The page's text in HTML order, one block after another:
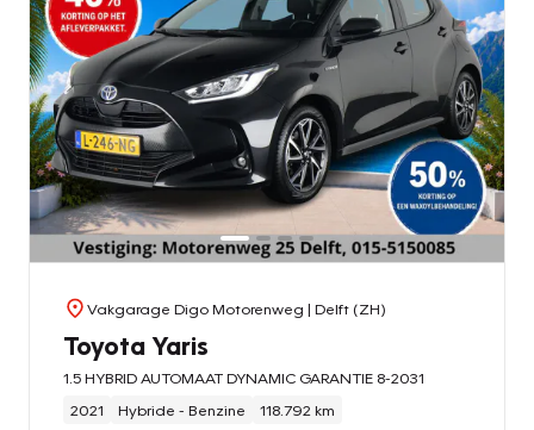
Vakgarage Digo Motorenweg | Delft (ZH)
Toyota Yaris
1.5 HYBRID AUTOMAAT DYNAMIC GARANTIE 8-2031
2021
Hybride - Benzine 118.792 km